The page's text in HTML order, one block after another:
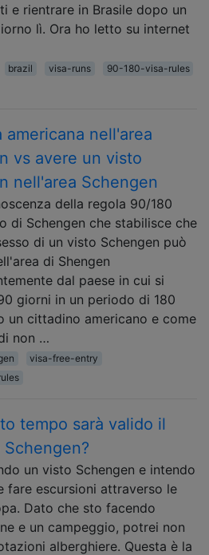
e rientrare in Brasile dopo un
lì. Ora ho letto su internet
brazil visa-runs 90-180-visa-rules
americana nell'area
vs avere un visto
nell'area Schengen
della regola 90/180
di Schengen che stabilisce che
di un visto Schengen può
di Shengen
dal paese in cui si
giorni in un periodo di 180
un cittadino americano e come
non …
visa-free-entry
tempo sarà valido il
un visto Schengen e intendo
fare escursioni attraverso le
Dato che sto facendo
e un campeggio, potrei non
alberghiere. Questa è la